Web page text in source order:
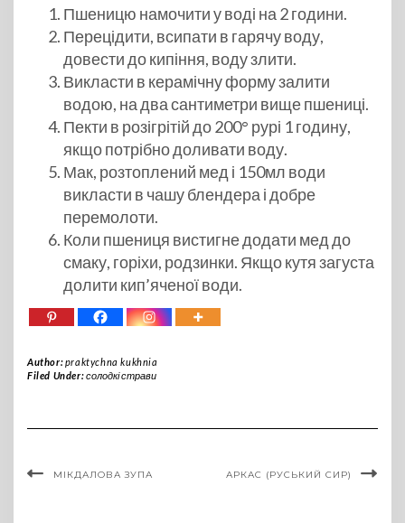
Пшеницю намочити у воді на 2 години.
Перецідити, всипати в гарячу воду,
довести до кипіння, воду злити.
Викласти в керамічну форму залити
водою, на два сантиметри вище пшениці.
Пекти в розігрітій до 200° рурі 1 годину,
якщо потрібно доливати воду.
Мак, розтоплений мед і 150мл води
викласти в чашу блендера і добре
перемолоти.
Коли пшениця вистигне додати мед до
смаку, горіхи, родзинки. Якщо кутя загуста
долити кип’яченої води.
Author:praktychna kukhnia
Filed Under:солодкі страви
МІКДАЛОВА ЗУПА АРКАС (РУСЬКИЙ СИР)